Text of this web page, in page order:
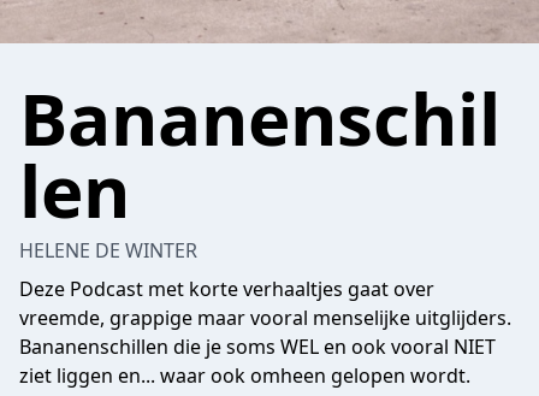
Bananenschil
len
HELENE DE WINTER
Deze Podcast met korte verhaaltjes gaat over
vreemde, grappige maar vooral menselijke uitglijders.
Bananenschillen die je soms WEL en ook vooral NIET
ziet liggen en... waar ook omheen gelopen wordt.